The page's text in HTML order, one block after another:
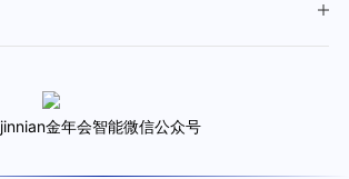
jinnian金年会智能微信公众号